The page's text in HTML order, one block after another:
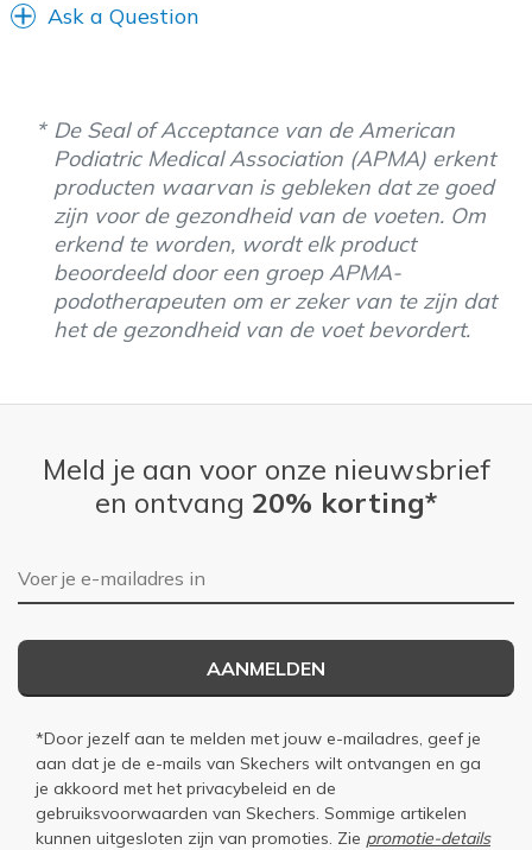
Ask a Question
De Seal of Acceptance van de American
Podiatric Medical Association (APMA) erkent
producten waarvan is gebleken dat ze goed
zijn voor de gezondheid van de voeten. Om
erkend te worden, wordt elk product
beoordeeld door een groep APMA-
podotherapeuten om er zeker van te zijn dat
het de gezondheid van de voet bevordert.
Meld je aan voor onze nieuwsbrief
en ontvang 20% korting*
E-mailadres
AANMELDEN
*Door jezelf aan te melden met jouw e-mailadres, geef je
aan dat je de e-mails van Skechers wilt ontvangen en ga
je akkoord met het privacybeleid en de
gebruiksvoorwaarden van Skechers. Sommige artikelen
kunnen uitgesloten zijn van promoties. Zie promotie-details